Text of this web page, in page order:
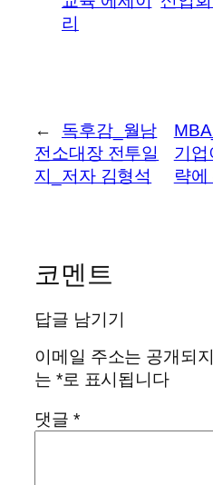
리
←
독후감_월남
전소대장 전투일
지_저자 김형석
기업
략
코멘트
답글 남기기
이메일 주소는 공개되
는 *로 표시됩니다
댓글 *